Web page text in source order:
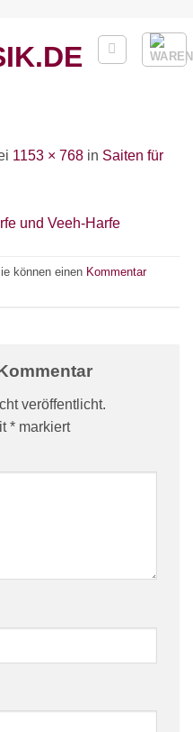
1153 × 768 in Saiten für
können einen Kommentar
veröffentlicht.
* markiert